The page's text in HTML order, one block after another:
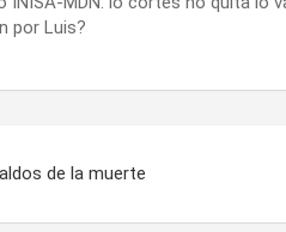
por Luis?
de la muerte